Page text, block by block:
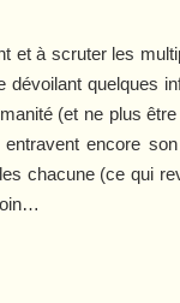
et à scruter les
dévoilant quelques
(et ne plus
encore
chacune (ce qui